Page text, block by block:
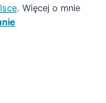
. Więcej o mnie